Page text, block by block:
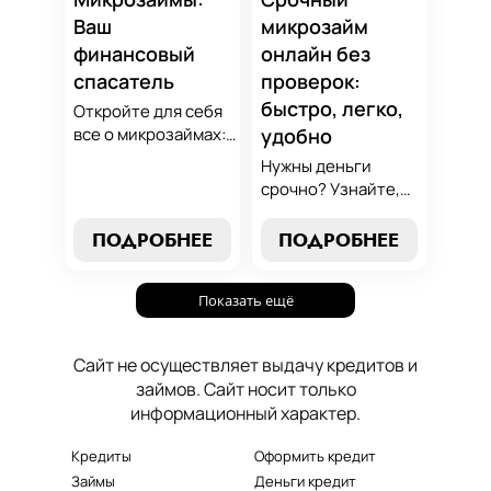
поддержит вашу
финансовую
стабильность.
Ваш
финансовый
спасатель
Откройте для себя
все о микрозаймах:
погашения. Наше
вашим надежным
помощником в мире
ПОДРОБНЕЕ
микрозайм
онлайн без
проверок:
быстро, легко,
удобно
Нужны деньги
срочно? Узнайте,
срочный
без проверок и
длительного
проблем здесь и
сейчас.
ПОДРОБНЕЕ
Показать ещё
Сайт не осуществляет выдачу кредитов и
займов. Сайт носит только
информационный характер.
Кредиты
Займы
Оформить кредит
Деньги кредит